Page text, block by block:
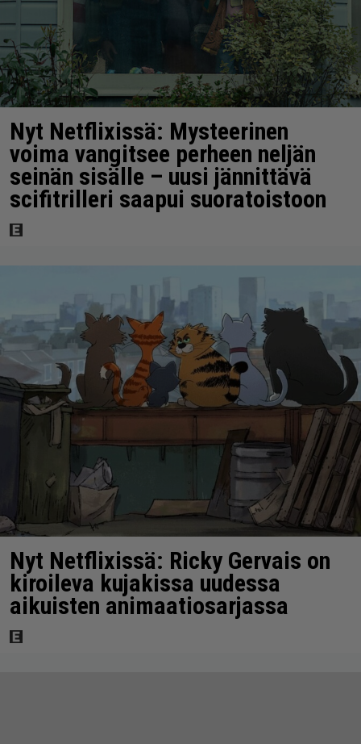
Nyt Netflixissä: Mysteerinen
voima vangitsee perheen neljän
seinän sisälle – uusi jännittävä
scifitrilleri saapui suoratoistoon
Nyt Netflixissä: Ricky Gervais on
kiroileva kujakissa uudessa
aikuisten animaatiosarjassa